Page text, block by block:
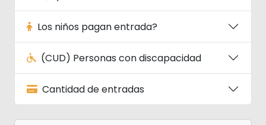
Los niños pagan entrada?
(CUD) Personas con discapacidad
Cantidad de entradas